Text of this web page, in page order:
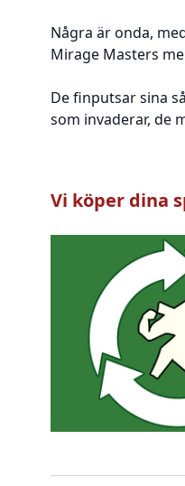
Några är onda,
Mirage Masters
De finputsar sina
som invaderar, de
Vi köper dina